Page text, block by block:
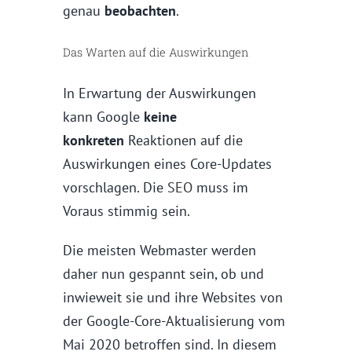
genau beobachten.
Das Warten auf die Auswirkungen
In Erwartung der Auswirkungen
kann Google keine
konkreten Reaktionen auf die
Auswirkungen eines Core-Updates
vorschlagen. Die SEO muss im
Voraus stimmig sein.
Die meisten Webmaster werden
daher nun gespannt sein, ob und
inwieweit sie und ihre Websites von
der Google-Core-Aktualisierung vom
Mai 2020 betroffen sind. In diesem